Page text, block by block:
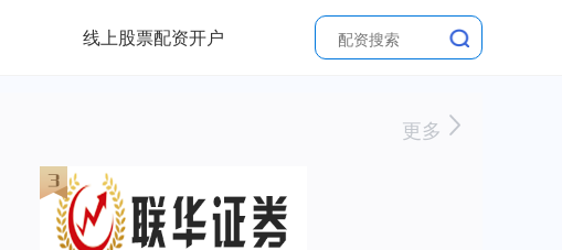
线上股票配资开户
更多